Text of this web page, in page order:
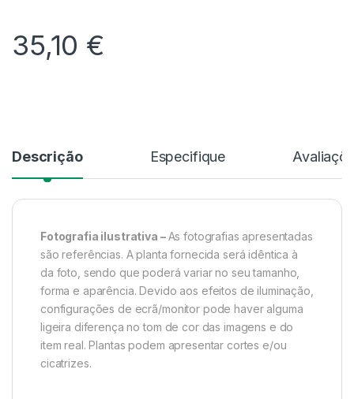
35,10 €
Descrição Especifique
Fotografia ilustrativa –As fotografias apresentadas
são referências. A planta fornecida será idêntica à
da foto, sendo que poderá variar no seu tamanho,
forma e aparência. Devido aos efeitos de iluminação,
configurações de ecrã/monitor pode haver alguma
ligeira diferença no tom de cor das imagens e do
item real. Plantas podem apresentar cortes e/ou
cicatrizes.